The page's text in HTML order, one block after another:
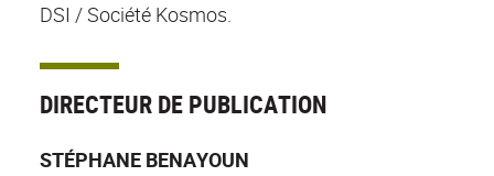
DSI / Société Kosmos.
DIRECTEUR DE PUBLICATION
STÉPHANE BENAYOUN